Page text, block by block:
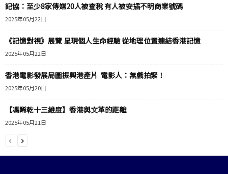
記協：至少8家傳媒20人被查稅 有人被安插不明商業號碼
2025年05月22日
《記憶對視》展覽 呈現個人生命經驗 從地理位置連結香港記憶
2025年05月22日
香港電影發展局圖振興港產片 電影人：無戲拍緊！
2025年05月20日
【馮睎乾十三維度】香港與文革的距離
2025年05月21日